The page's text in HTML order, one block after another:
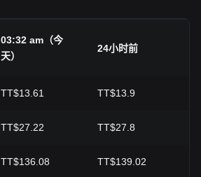
03:32 am（今
天）
24小时前
TT$13.61 TT$13.9
TT$27.22 TT$27.8
TT$136.08 TT$139.02